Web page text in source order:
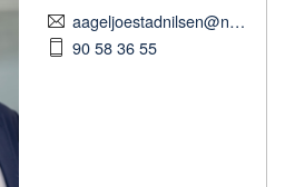
aageljoestadnilsen@nhobyggenaringen.no
90 58 36 55